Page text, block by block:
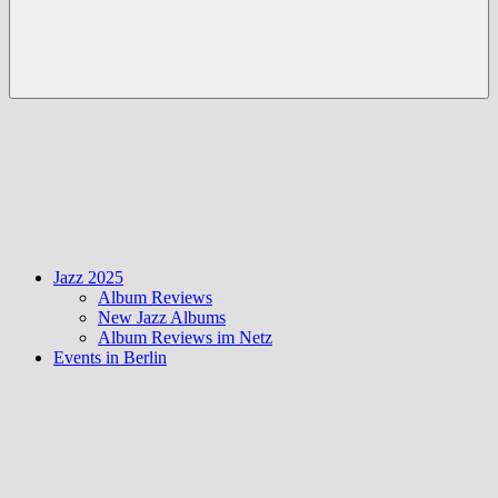
Jazz 2025
Album Reviews
New Jazz Albums
Album Reviews im Netz
Events in Berlin